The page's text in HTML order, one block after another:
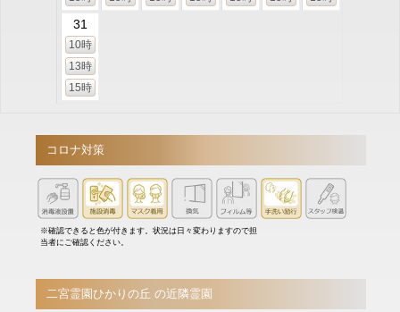
31
10時
13時
15時
コロナ対策
※確認できると色が付きます。状況は日々変わりますので担
当者にご確認ください。
二宮霊園ひかりの丘 の近隣霊園